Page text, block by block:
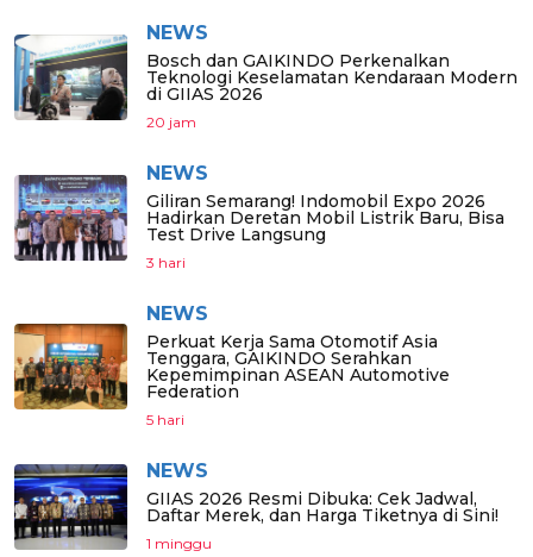
NEWS
Bosch dan GAIKINDO Perkenalkan
Teknologi Keselamatan Kendaraan Modern
di GIIAS 2026
20 jam
NEWS
Giliran Semarang! Indomobil Expo 2026
Hadirkan Deretan Mobil Listrik Baru, Bisa
Test Drive Langsung
3 hari
NEWS
Perkuat Kerja Sama Otomotif Asia
Tenggara, GAIKINDO Serahkan
Kepemimpinan ASEAN Automotive
Federation
5 hari
NEWS
GIIAS 2026 Resmi Dibuka: Cek Jadwal,
Daftar Merek, dan Harga Tiketnya di Sini!
1 minggu